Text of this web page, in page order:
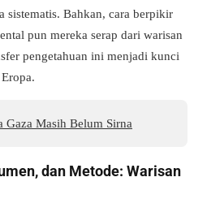
sistematis. Bahkan, cara berpikir
pun mereka serap dari warisan
pengetahuan ini menjadi kunci
Gaza Masih Belum Sirna
dan Metode: Warisan